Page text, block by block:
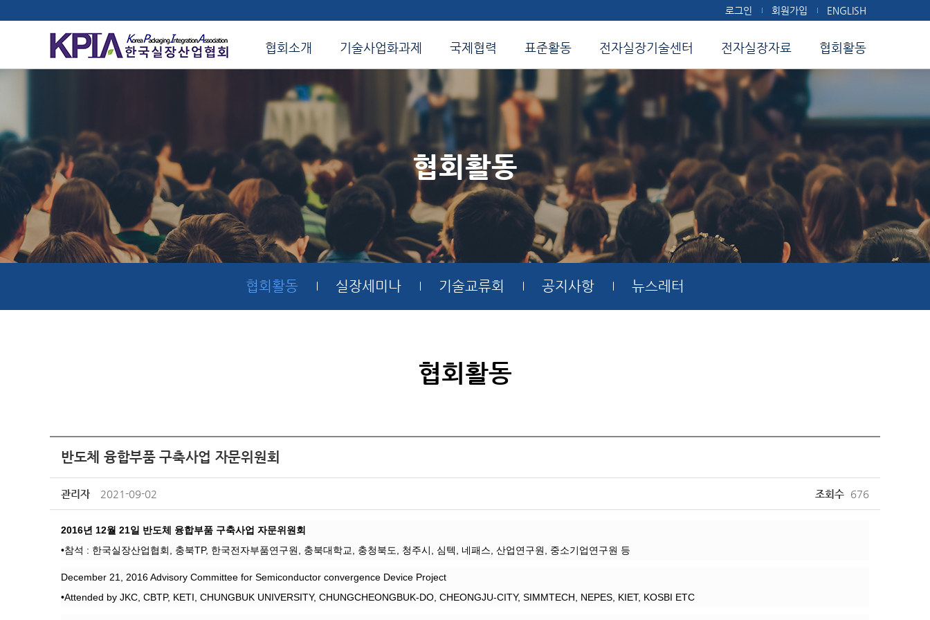
로그인 회원가입 ENGLISH
협회소개 기술사업화과제 국제협력 표준활동 전자실장기술센터 전자실장자료 협회활동
협회활동
협회활동 실장세미나 기술교류회 공지사항 뉴스레터
협회활동
반도체 융합부품 구축사업 자문위원회
관리자 2021-09-02 조회수 676
2016년 12월 21일 반도체 융합부품 구축사업 자문위원회
•참석 : 한국실장산업협회, 충북TP, 한국전자부품연구원, 충북대학교, 충청북도, 청주시, 심텍, 네패스, 산업연구원, 중소기업연구원 등
December 21, 2016 Advisory Committee for Semiconductor convergence Device Project
•Attended by JKC, CBTP, KETI, CHUNGBUK UNIVERSITY, CHUNGCHEONGBUK-DO, CHEONGJU-CITY, SIMMTECH, NEPES, KIET, KOSBI ETC